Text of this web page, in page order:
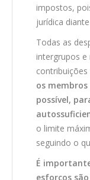
HISTÓRIA DE
impostos,
jurídica
Todas as
intergrupos e
contribuições
os
possível,
o limite
seguindo o
É
esforços